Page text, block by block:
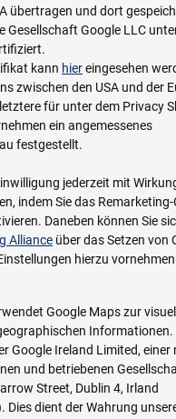
übertragen und dort
Gesellschaft Google LLC
kann hiereingesehen
zwischen den USA und der
für unter dem Privacy
ein angemessenes
festgestellt.
jederzeit mit
indem Sie das Remarketing-
Daneben können Sie
Alliance über das Setzen von
hierzu
Google Maps zur
Informationen.
Google Ireland Limited, einer
und betriebenen
Street, Dublin 4, Irland
Dies dient der Wahrung